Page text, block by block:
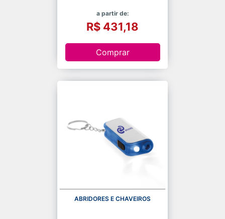
a partir de:
R$ 431,18
Comprar
ABRIDORES E CHAVEIROS